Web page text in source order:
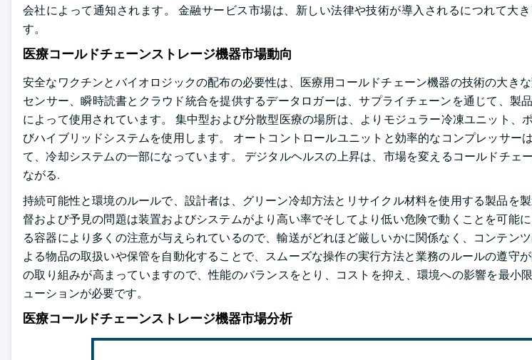
会社によって通知されます。 金融サービス市場は、新しい法律や技術が導入されるにつれて大
す。
医療コールドチェーンストレージ機器市場動向
安全なワクチンとバイオロジックの配布の必要性は、医療用コールドチェーン機器の技術の大き
センサー、瞬時読書とクラウド統合を提供するデータロガーは、サプライチェーンを通じて、製
によって使用されています。 集中型および分散型医療の場所は、よりモジュラー冷凍ユニット、
びハイブリッドシステムを使用します。 オートコントロールユニットと効率的なコンプレッサー
て、冷却システムの一部になっています。 デジタルヘルスの上昇は、市場を変えるコールドチェ
ながる.
持続可能性と環境のルールで、設計者は、グリーン冷却方法とリサイクル材料を使用する製品を
督および予見の問題は装置およびシステムがより高い率でそしてより低い危険で動くことを可能
る容器により多くの注意が与えられているので、輸送がどれほど厳しいかに関係なく、コンテン
よる物品の取扱いや保管を自動化することで、スムーズな操作の実行方法と業務のルールの遵守
の取り組みが高まっていますので、性能のバランスをとり、コストを抑え、環境への影響を最小
ューションが必要です。
医療コールドチェーンストレージ機器市場分析